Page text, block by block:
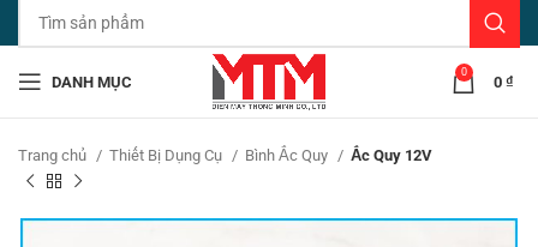
DANH MỤC
0
0 ₫
Trang chủ Thiết Bị Dụng Cụ Bình Ắc Quy Ắc Quy 12V